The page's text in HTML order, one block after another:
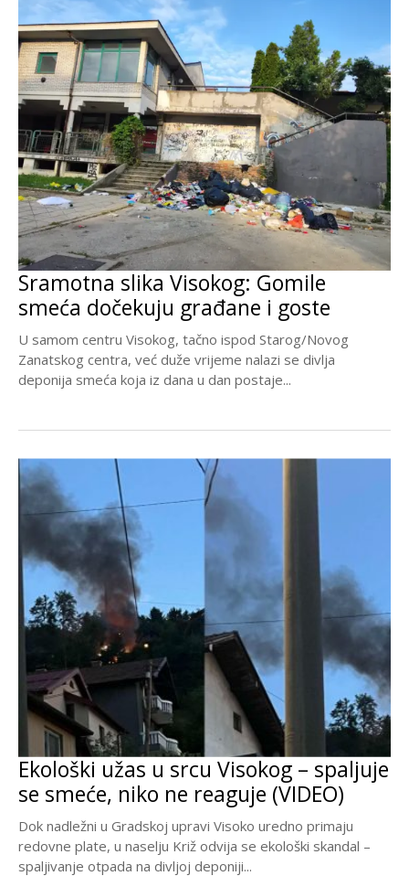
Sramotna slika Visokog: Gomile
smeća dočekuju građane i goste
U samom centru Visokog, tačno ispod Starog/Novog
Zanatskog centra, već duže vrijeme nalazi se divlja
deponija smeća koja iz dana u dan postaje...
Ekološki užas u srcu Visokog – spaljuje
se smeće, niko ne reaguje (VIDEO)
Dok nadležni u Gradskoj upravi Visoko uredno primaju
redovne plate, u naselju Križ odvija se ekološki skandal –
spaljivanje otpada na divljoj deponiji...